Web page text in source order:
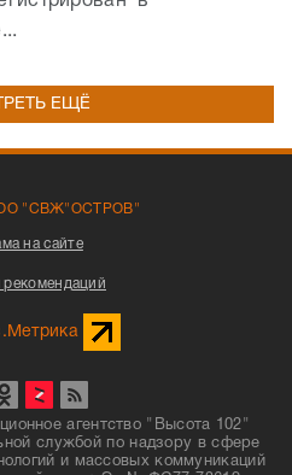
ЕЩЁ
"СВЖ"ОСТРОВ"
на сайте
агентство "Высота 102"
службой по надзору в сфере
и массовых коммуникаций